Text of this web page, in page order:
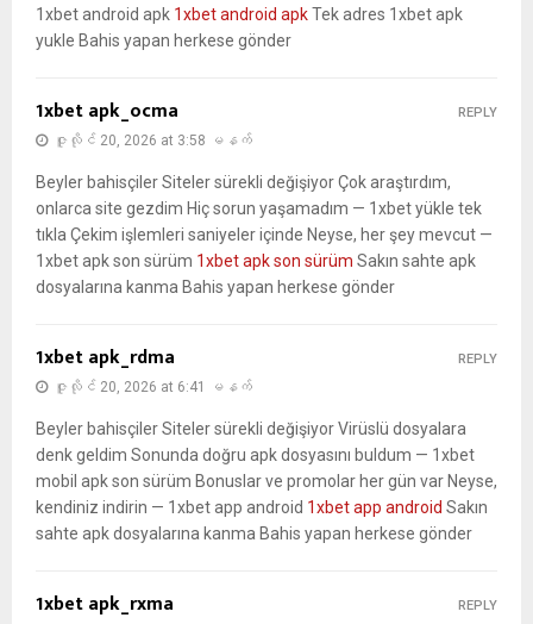
1xbet android apk 1xbet android apkTek adres 1xbet apk
yukle Bahis yapan herkese gönder
1xbet apk_ocma
ဇူလိုင် 20, 2026 at 3:58 မနက်
Beyler bahisçiler Siteler sürekli değişiyor Çok araştırdım,
onlarca site gezdim Hiç sorun yaşamadım — 1xbet yükle tek
tıkla Çekim işlemleri saniyeler içinde Neyse, her şey mevcut —
1xbet apk son sürüm 1xbet apk son sürüm Sakın sahte apk
dosyalarına kanma Bahis yapan herkese gönder
REPLY
1xbet apk_rdma
ဇူလိုင် 20, 2026 at 6:41 မနက်
Beyler bahisçiler Siteler sürekli değişiyor Virüslü dosyalara
denk geldim Sonunda doğru apk dosyasını buldum — 1xbet
mobil apk son sürüm Bonuslar ve promolar her gün var Neyse,
kendiniz indirin — 1xbet app android 1xbet app android Sakın
sahte apk dosyalarına kanma Bahis yapan herkese gönder
REPLY
1xbet apk_rxma REPLY